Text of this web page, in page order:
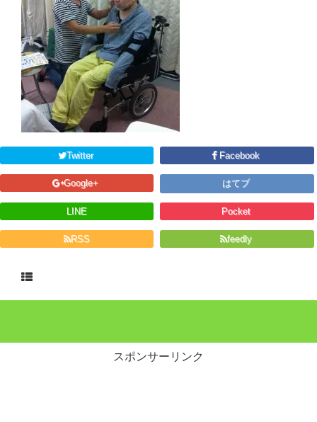
Twitter Facebook
Google+ はてブ
LINE Pocket
RSS feedly
スポンサーリンク